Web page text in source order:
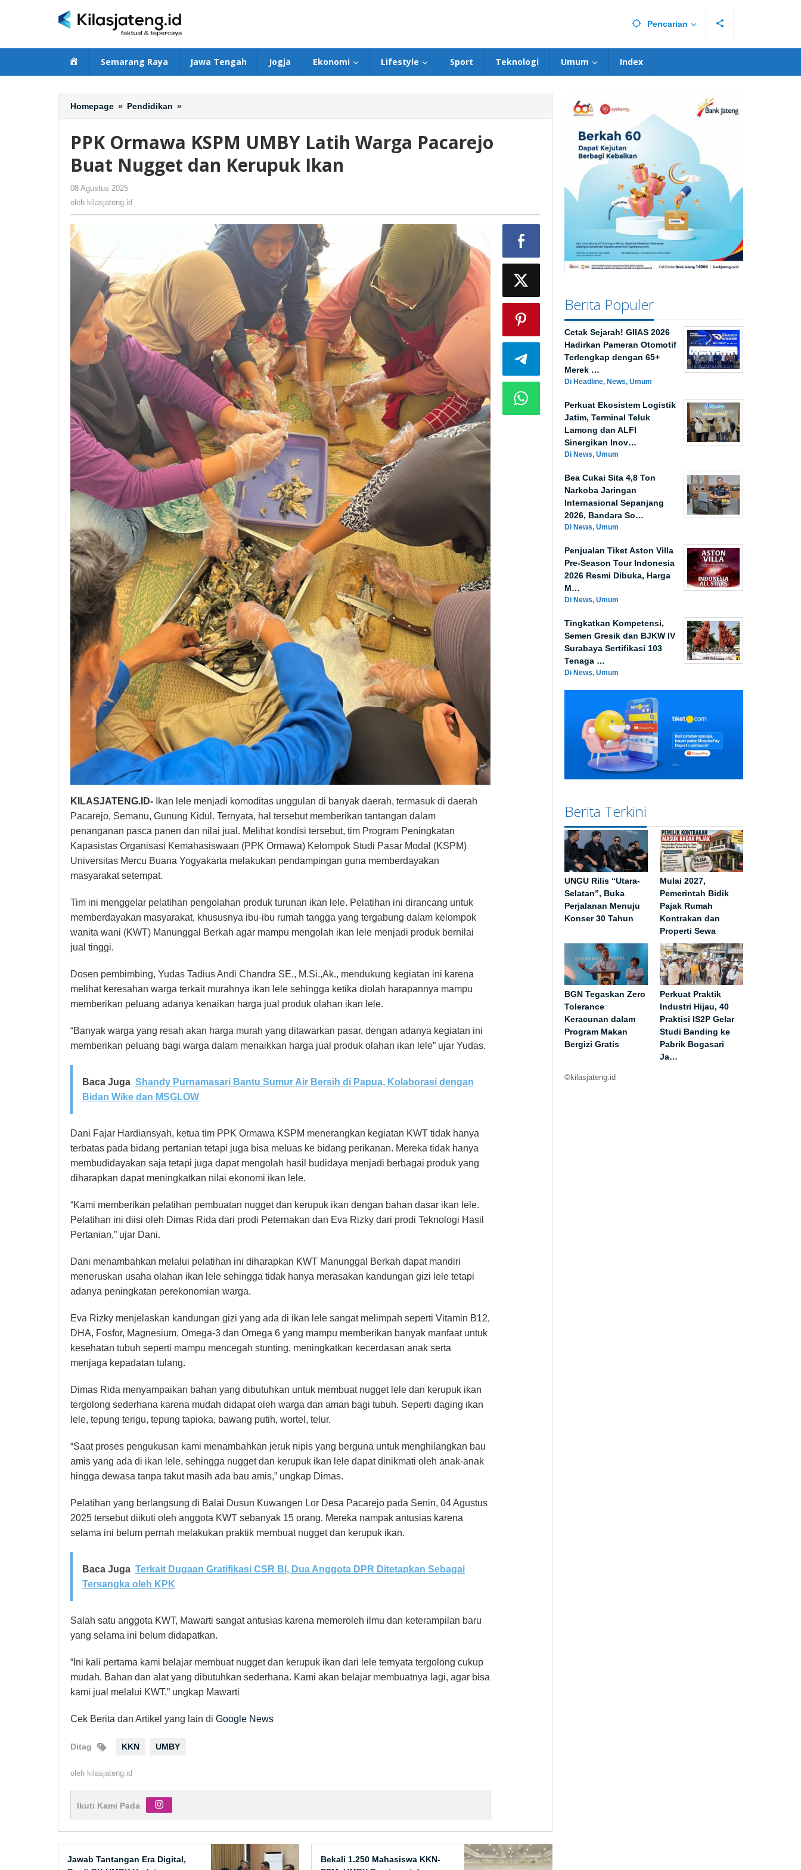
Pencarian
BerandaSemarang Raya Jawa Tengah Jogja Ekonomi Lifestyle Sport Teknologi Umum Index
Homepage » Pendidikan »
Ormawa
UMBY
Latih
Warga
Kerupuk
PPK Ormawa KSPM UMBY Latih Warga Pacarejo
Buat Nugget dan Kerupuk Ikan
08 Agustus 2025
oleh kilasjateng.id
KILASJATENG.ID- Ikan lele menjadi komoditas unggulan di banyak daerah, termasuk di daerah
Pacarejo, Semanu, Gunung Kidul. Ternyata, hal tersebut memberikan tantangan dalam
penanganan pasca panen dan nilai jual. Melihat kondisi tersebut, tim Program Peningkatan
Kapasistas Organisasi Kemahasiswaan (PPK Ormawa) Kelompok Studi Pasar Modal (KSPM)
Universitas Mercu Buana Yogyakarta melakukan pendampingan guna memberdayakan
masyarakat setempat.
Tim ini menggelar pelatihan pengolahan produk turunan ikan lele. Pelatihan ini dirancang untuk
memberdayakan masyarakat, khususnya ibu-ibu rumah tangga yang tergabung dalam kelompok
wanita wani (KWT) Manunggal Berkah agar mampu mengolah ikan lele menjadi produk bernilai
jual tinggi.
Dosen pembimbing, Yudas Tadius Andi Chandra SE., M.Si.,Ak., mendukung kegiatan ini karena
melihat keresahan warga terkait murahnya ikan lele sehingga ketika diolah harapannya mampu
memberikan peluang adanya kenaikan harga jual produk olahan ikan lele.
“Banyak warga yang resah akan harga murah yang ditawarkan pasar, dengan adanya kegiatan ini
memberikan peluang bagi warga dalam menaikkan harga jual produk olahan ikan lele” ujar Yudas.
Baca Juga Shandy Purnamasari Bantu Sumur Air Bersih di Papua, Kolaborasi dengan
Bidan Wike dan MSGLOW
Dani Fajar Hardiansyah, ketua tim PPK Ormawa KSPM menerangkan kegiatan KWT tidak hanya
terbatas pada bidang pertanian tetapi juga bisa meluas ke bidang perikanan. Mereka tidak hanya
membudidayakan saja tetapi juga dapat mengolah hasil budidaya menjadi berbagai produk yang
diharapkan dapat meningkatkan nilai ekonomi ikan lele.
“Kami memberikan pelatihan pembuatan nugget dan kerupuk ikan dengan bahan dasar ikan lele.
Pelatihan ini diisi oleh Dimas Rida dari prodi Peternakan dan Eva Rizky dari prodi Teknologi Hasil
Pertanian,” ujar Dani.
Dani menambahkan melalui pelatihan ini diharapkan KWT Manunggal Berkah dapat mandiri
meneruskan usaha olahan ikan lele sehingga tidak hanya merasakan kandungan gizi lele tetapi
adanya peningkatan perekonomian warga.
Eva Rizky menjelaskan kandungan gizi yang ada di ikan lele sangat melimpah seperti Vitamin B12,
DHA, Fosfor, Magnesium, Omega-3 dan Omega 6 yang mampu memberikan banyak manfaat untuk
kesehatan tubuh seperti mampu mencegah stunting, meningkatkan kecerdasan anak serta
menjaga kepadatan tulang.
Dimas Rida menyampaikan bahan yang dibutuhkan untuk membuat nugget lele dan kerupuk ikan
tergolong sederhana karena mudah didapat oleh warga dan aman bagi tubuh. Seperti daging ikan
lele, tepung terigu, tepung tapioka, bawang putih, wortel, telur.
“Saat proses pengukusan kami menambahkan jeruk nipis yang berguna untuk menghilangkan bau
amis yang ada di ikan lele, sehingga nugget dan kerupuk ikan lele dapat dinikmati oleh anak-anak
hingga dewasa tanpa takut masih ada bau amis,” ungkap Dimas.
Pelatihan yang berlangsung di Balai Dusun Kuwangen Lor Desa Pacarejo pada Senin, 04 Agustus
2025 tersebut diikuti oleh anggota KWT sebanyak 15 orang. Mereka nampak antusias karena
selama ini belum pernah melakukan praktik membuat nugget dan kerupuk ikan.
Baca Juga Terkait Dugaan Gratifikasi CSR BI, Dua Anggota DPR Ditetapkan Sebagai
Tersangka oleh KPK
Salah satu anggota KWT, Mawarti sangat antusias karena memeroleh ilmu dan keterampilan baru
yang selama ini belum didapatkan.
“Ini kali pertama kami belajar membuat nugget dan kerupuk ikan dari lele ternyata tergolong cukup
mudah. Bahan dan alat yang dibutuhkan sederhana. Kami akan belajar membuatnya lagi, agar bisa
kami jual melalui KWT,” ungkap Mawarti
Cek Berita dan Artikel yang lain di Google News
Ditag KKN UMBY
oleh kilasjateng.id
Ikuti Kami Pada
Jawab Tantangan Era Digital,
Bekali 1.250 Mahasiswa KKN-
Berita Populer
Cetak Sejarah! GIIAS 2026
Hadirkan Pameran Otomotif
Terlengkap dengan 65+
Merek …
Di Headline, News, Umum
Perkuat Ekosistem Logistik
Jatim, Terminal Teluk
Lamong dan ALFI
Sinergikan Inov…
Di News, Umum
Bea Cukai Sita 4,8 Ton
Narkoba Jaringan
Internasional Sepanjang
2026, Bandara So…
Di News, Umum
Penjualan Tiket Aston Villa
Pre-Season Tour Indonesia
2026 Resmi Dibuka, Harga
M…
Di News, Umum
Tingkatkan Kompetensi,
Semen Gresik dan BJKW IV
Surabaya Sertifikasi 103
Tenaga …
Di News, Umum
Berita Terkini
UNGU Rilis “Utara-
Selatan”, Buka
Perjalanan Menuju
Konser 30 Tahun
Mulai 2027,
Pemerintah Bidik
Pajak Rumah
Kontrakan dan
Properti Sewa
BGN Tegaskan Zero
Tolerance
Keracunan dalam
Program Makan
Bergizi Gratis
Perkuat Praktik
Industri Hijau, 40
Praktisi IS2P Gelar
Studi Banding ke
Pabrik Bogasari
Ja…
©kilasjateng.id